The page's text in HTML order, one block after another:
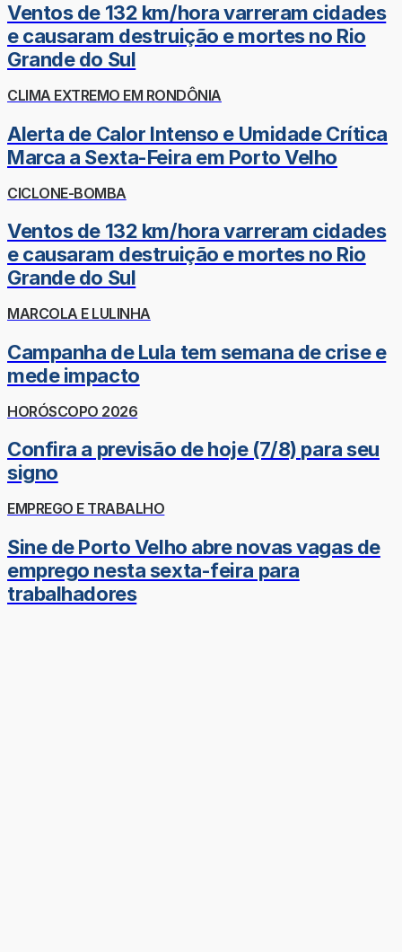
Ventos de 132 km/hora varreram cidades
e causaram destruição e mortes no Rio
Grande do Sul
CLIMA EXTREMO EM RONDÔNIA
Alerta de Calor Intenso e Umidade Crítica
Marca a Sexta-Feira em Porto Velho
CICLONE-BOMBA
Ventos de 132 km/hora varreram cidades
e causaram destruição e mortes no Rio
Grande do Sul
MARCOLA E LULINHA
Campanha de Lula tem semana de crise e
mede impacto
HORÓSCOPO 2026
Confira a previsão de hoje (7/8) para seu
signo
EMPREGO E TRABALHO
Sine de Porto Velho abre novas vagas de
emprego nesta sexta-feira para
trabalhadores